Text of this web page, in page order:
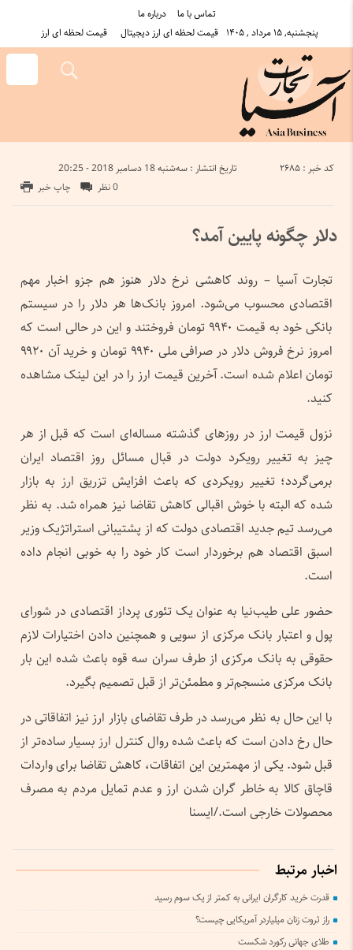
درباره ما
تماس با ما
پنجشنبه, ۱۵ مرداد , ۱۴۰۵
قیمت لحظه ای ارز دیجیتال قیمت لحظه ای ارز
تاریخ انتشار : سه‌شنبه 18 دسامبر 2018 - 20:25 کد خبر : 2685
چاپ خبر 0 نظر
دلار چگونه پایین آمد؟
تجارت آسیا – روند کاهشی نرخ دلار هنوز هم جزو اخبار مهم
اقتصادی محسوب می‌شود. امروز بانک‌ها هر دلار را در سیستم
بانکی خود به قیمت ۹۹۴۰ تومان فروختند و این در حالی است که
امروز نرخ فروش دلار در صرافی ملی ۹۹۴۰ تومان و خرید آن ۹۹۲۰
تومان اعلام شده است. آخرین قیمت ارز را در این لینک مشاهده
کنید.
نزول قیمت ارز در روزهای گذشته مساله‌ای است که قبل از هر
چیز به تغییر رویکرد دولت در قبال مسائل روز اقتصاد ایران
برمی‌گردد؛ تغییر رویکردی که باعث افزایش تزریق ارز به بازار
شده که البته با خوش اقبالی کاهش تقاضا نیز همراه شد. به نظر
می‌رسد تیم جدید اقتصادی دولت که از پشتیبانی استراتژیک وزیر
اسبق اقتصاد هم برخوردار است کار خود را به خوبی انجام داده
است.
حضور علی طیب‌نیا به عنوان یک تئوری پرداز اقتصادی در شورای
پول و اعتبار بانک مرکزی از سویی و همچنین دادن اختیارات لازم
حقوقی به بانک مرکزی از طرف سران سه قوه باعث شده این بار
بانک مرکزی منسجم‌تر و مطمئن‌تر از قبل تصمیم بگیرد.
با این حال به نظر می‌رسد در طرف تقاضای بازار ارز نیز اتفاقاتی در
حال رخ دادن است که باعث شده روال کنترل ارز بسیار ساده‌تر از
قبل شود. یکی از مهمترین این اتفاقات، کاهش تقاضا برای واردات
قاچاق کالا به خاطر گران شدن ارز و عدم تمایل مردم به مصرف
محصولات خارجی است./ایسنا
اخبار مرتبط
قدرت خرید کارگران ایرانی به کمتر از یک سوم رسید
راز ثروت زنان میلیاردر آمریکایی چیست؟
طلای جهانی رکورد شکست